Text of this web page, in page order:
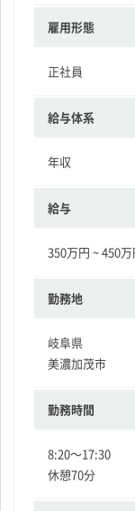
雇用形態
正社員
給与体系
年収
給与
350万円 ~ 450万
勤務地
岐阜県
美濃加茂市
勤務時間
8:20～17:30
休憩70分